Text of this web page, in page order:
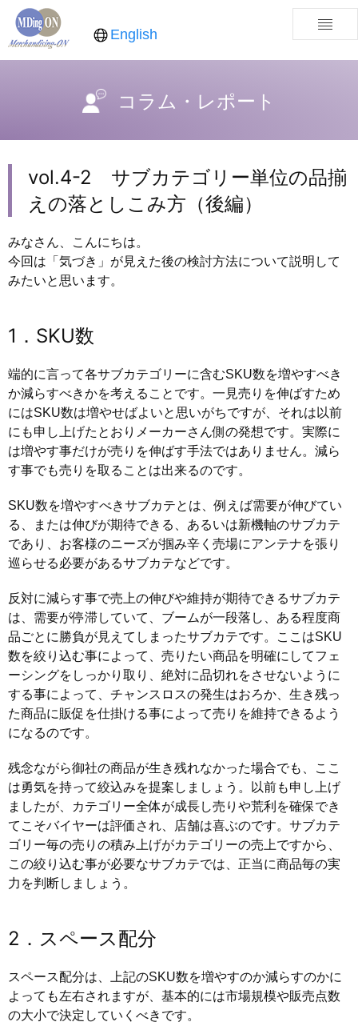
English
コラム・レポート
vol.4-2 サブカテゴリー単位の品揃
えの落としこみ方（後編）
みなさん、こんにちは。
今回は「気づき」が見えた後の検討方法について説明して
みたいと思います。
1．SKU数
端的に言って各サブカテゴリーに含むSKU数を増やすべき
か減らすべきかを考えることです。一見売りを伸ばすため
にはSKU数は増やせばよいと思いがちですが、それは以前
にも申し上げたとおりメーカーさん側の発想です。実際に
は増やす事だけが売りを伸ばす手法ではありません。減ら
す事でも売りを取ることは出来るのです。
SKU数を増やすべきサブカテとは、例えば需要が伸びてい
る、または伸びが期待できる、あるいは新機軸のサブカテ
であり、お客様のニーズが掴み辛く売場にアンテナを張り
巡らせる必要があるサブカテなどです。
反対に減らす事で売上の伸びや維持が期待できるサブカテ
は、需要が停滞していて、ブームが一段落し、ある程度商
品ごとに勝負が見えてしまったサブカテです。ここはSKU
数を絞り込む事によって、売りたい商品を明確にしてフェ
ーシングをしっかり取り、絶対に品切れをさせないように
する事によって、チャンスロスの発生はおろか、生き残っ
た商品に販促を仕掛ける事によって売りを維持できるよう
になるのです。
残念ながら御社の商品が生き残れなかった場合でも、ここ
は勇気を持って絞込みを提案しましょう。以前も申し上げ
ましたが、カテゴリー全体が成長し売りや荒利を確保でき
てこそバイヤーは評価され、店舗は喜ぶのです。サブカテ
ゴリー毎の売りの積み上げがカテゴリーの売上ですから、
この絞り込む事が必要なサブカテでは、正当に商品毎の実
力を判断しましょう。
2．スペース配分
スペース配分は、上記のSKU数を増やすのか減らすのかに
よっても左右されますが、基本的には市場規模や販売点数
の大小で決定していくべきです。